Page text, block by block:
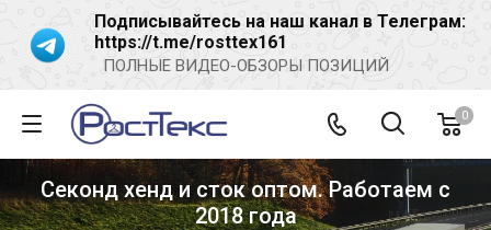
Подписывайтесь на наш канал в Телеграм:
https://t.me/rosttex161
ПОЛНЫЕ ВИДЕО-ОБЗОРЫ ПОЗИЦИЙ
0
Секонд хенд и сток оптом. Работаем с
2018 года